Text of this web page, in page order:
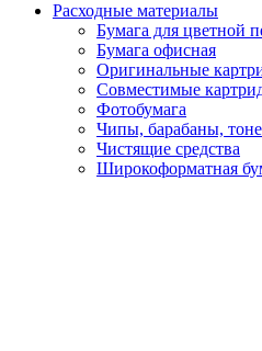
Расходные материалы
Бумага для цветной
Бумага офисная
Оригинальные
Совместимые
Фотобумага
Чипы, барабаны,
Чистящие средства
Широкоформатная